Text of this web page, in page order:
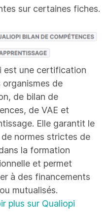
sur certaines fiches.
est une certification
organismes de
de bilan de
de VAE et
Elle garantit le
normes strictes de
la formation
et permet
à des financements
mutualisés.
plus sur Qualiopi